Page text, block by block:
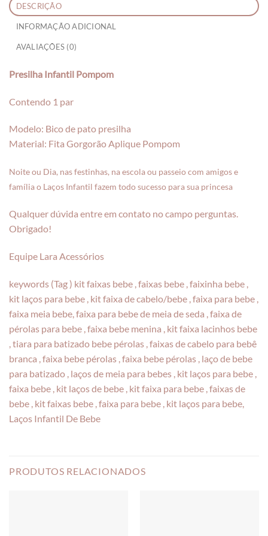
DESCRIÇÃO
INFORMAÇÃO ADICIONAL
AVALIAÇÕES (0)
Presilha Infantil Pompom
Contendo 1 par
Modelo: Bico de pato presilha
Material: Fita Gorgorão Aplique Pompom
Noite ou Dia, nas festinhas, na escola ou passeio com amigos e
família o Laços Infantil fazem todo sucesso para sua princesa
Qualquer dúvida entre em contato no campo perguntas.
Obrigado!
Equipe Lara Acessórios
keywords (Tag ) kit faixas bebe , faixas bebe , faixinha bebe ,
kit laços para bebe , kit faixa de cabelo/bebe , faixa para bebe ,
faixa meia bebe, faixa para bebe de meia de seda , faixa de
pérolas para bebe , faixa bebe menina , kit faixa lacinhos bebe
, tiara para batizado bebe pérolas , faixas de cabelo para bebê
branca , faixa bebe pérolas , faixa bebe pérolas , laço de bebe
para batizado , laços de meia para bebes , kit laços para bebe ,
faixa bebe , kit laços de bebe , kit faixa para bebe , faixas de
bebe , kit faixas bebe , faixa para bebe , kit laços para bebe,
Laços Infantil De Bebe
PRODUTOS RELACIONADOS